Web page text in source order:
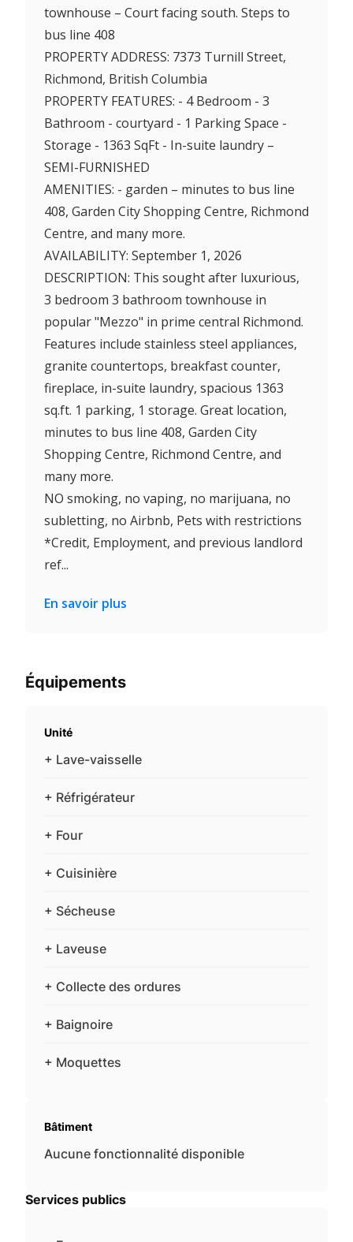
townhouse – Court facing south. Steps to
bus line 408
PROPERTY ADDRESS: 7373 Turnill Street,
Richmond, British Columbia
PROPERTY FEATURES: - 4 Bedroom - 3
Bathroom - courtyard - 1 Parking Space -
Storage - 1363 SqFt - In-suite laundry –
SEMI-FURNISHED
AMENITIES: - garden – minutes to bus line
408, Garden City Shopping Centre, Richmond
Centre, and many more.
AVAILABILITY: September 1, 2026
DESCRIPTION: This sought after luxurious,
3 bedroom 3 bathroom townhouse in
popular "Mezzo" in prime central Richmond.
Features include stainless steel appliances,
granite countertops, breakfast counter,
fireplace, in-suite laundry, spacious 1363
sq.ft. 1 parking, 1 storage. Great location,
minutes to bus line 408, Garden City
Shopping Centre, Richmond Centre, and
many more.
NO smoking, no vaping, no marijuana, no
subletting, no Airbnb, Pets with restrictions
*Credit, Employment, and previous landlord
ref...
En savoir plus
Équipements
Unité
+ Lave-vaisselle
+ Réfrigérateur
+ Four
+ Cuisinière
+ Sécheuse
+ Laveuse
+ Collecte des ordures
+ Baignoire
+ Moquettes
Bâtiment
Aucune fonctionnalité disponible
Services publics